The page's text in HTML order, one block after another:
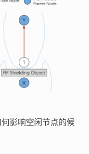
何影响空闲节点的候